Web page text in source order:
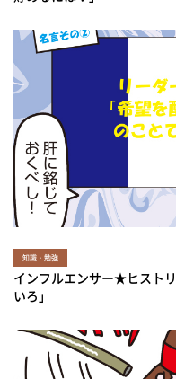
知識・勉強
インフルエンサー★ヒスト
いろ」